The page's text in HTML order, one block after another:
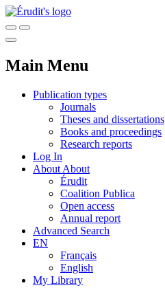
Main Menu
Publication types
Journals
Theses and dissertations
Books and proceedings
Research reports
Log In
About About
Érudit
Coalition Publica
Open access
Annual report
Advanced Search
EN
Français
English
My Library